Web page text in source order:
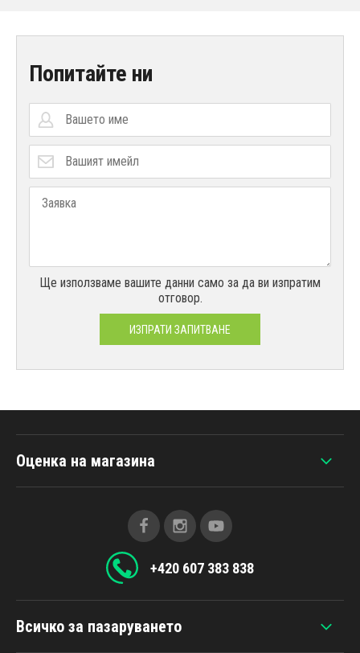
Попитайте ни
Ще използваме вашите данни само за да ви изпратим
отговор.
ИЗПРАТИ ЗАПИТВАНЕ
Всичко за пазаруването
Оценка на магазина
+420 607 383 838